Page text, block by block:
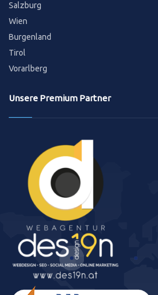
Salzburg
Wien
Burgenland
Tirol
Vorarlberg
Unsere Premium Partner